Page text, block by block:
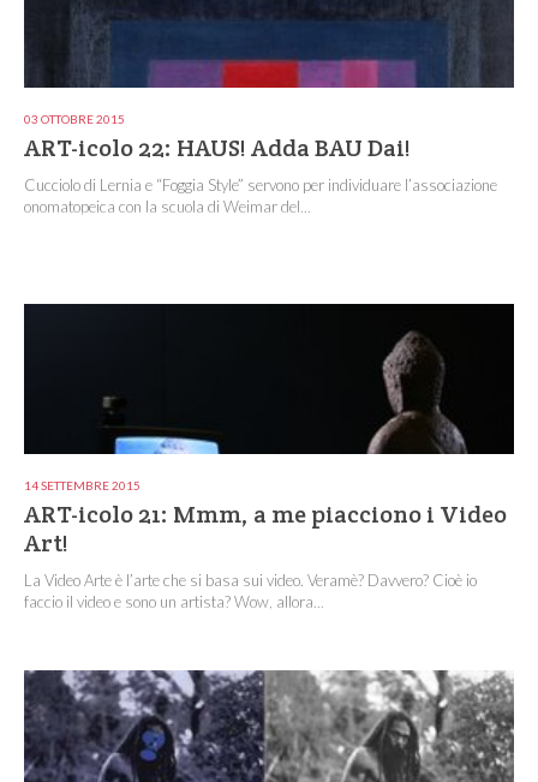
03 OTTOBRE 2015
ART-icolo 22: HAUS! Adda BAU Dai!
Cucciolo di Lernia e “Foggia Style” servono per individuare l’associazione
onomatopeica con la scuola di Weimar del...
14 SETTEMBRE 2015
ART-icolo 21: Mmm, a me piacciono i Video
Art!
La Video Arte è l’arte che si basa sui video. Veramè? Davvero? Cioè io
faccio il video e sono un artista? Wow, allora...